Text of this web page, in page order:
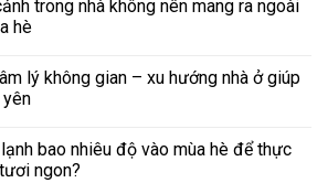
trong nhà không nên mang ra ngoài
hè
lý không gian – xu hướng nhà ở giúp
bao nhiêu độ vào mùa hè để thực
ngon?